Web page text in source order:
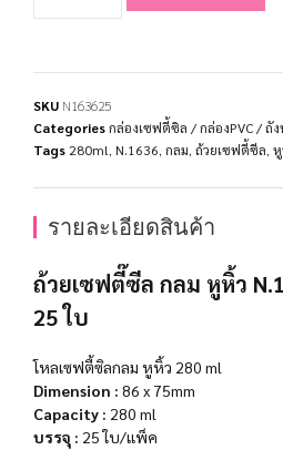
SKU N163625
Categoriesกล่องเซฟตี้ซิล / กล่องPVC / ถั
Tags 280ml N.1636 กลม ถ้วยเซฟตี้ซีล
รายละเอียดสินค้า
ถ้วยเซฟตี๊ซีล กลม หูหิ้ว
25 ใบ
โหลเซฟตี้ซิลกลม หูหิ้ว 280 ml
Dimension : 86 x 75mm
Capacity : 280 ml
บรรจุ : 25 ใบ/แพ็ค